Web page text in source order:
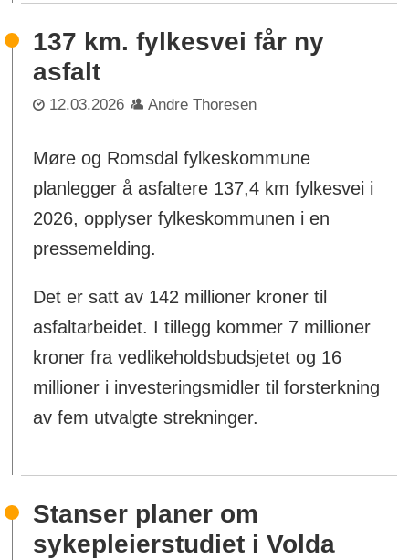
137 km. fylkesvei får ny
asfalt
12.03.2026 Andre Thoresen
Møre og Romsdal fylkeskommune
planlegger å asfaltere 137,4 km fylkesvei i
2026, opplyser fylkeskommunen i en
pressemelding.
Det er satt av 142 millioner kroner til
asfaltarbeidet. I tillegg kommer 7 millioner
kroner fra vedlikeholdsbudsjetet og 16
millioner i investeringsmidler til forsterkning
av fem utvalgte strekninger.
Stanser planer om
sykepleierstudiet i Volda